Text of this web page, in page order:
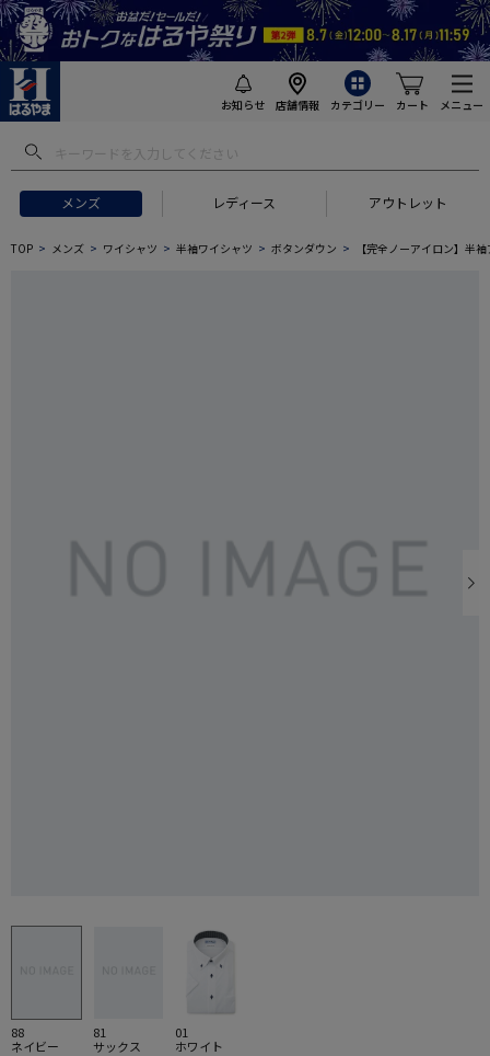
お知らせ 店舗情報 カテゴリー カート メニュー
メンズ レディース アウトレット
TOP メンズ ワイシャツ 半袖ワイシャツ ボタンダウン 【完全ノーアイロン】半
88
ネイビー
81
サックス
01
ホワイト